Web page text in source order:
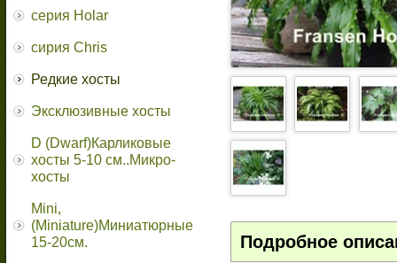
серия Holar
сирия Chris
Редкие хосты
Эксклюзивные хосты
D (Dwarf)Карликовые
хосты 5-10 см..Микро-
хосты
Mini,
(Miniature)Миниатюрные
15-20см.
Подробное